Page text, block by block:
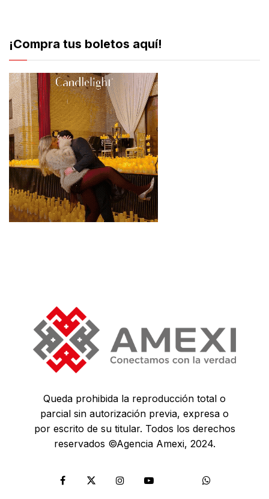
¡Compra tus boletos aquí!
Queda prohibida la reproducción total o
parcial sin autorización previa, expresa o
por escrito de su titular. Todos los derechos
reservados ©Agencia Amexi, 2024.